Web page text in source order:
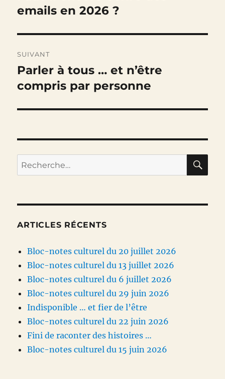
l’article
précédente :
emails en 2026 ?
SUIVANT
Publication
suivante :
Parler à tous … et n’être
compris par personne
Recherche
pour :
ARTICLES RÉCENTS
Bloc-notes culturel du 20 juillet 2026
Bloc-notes culturel du 13 juillet 2026
Bloc-notes culturel du 6 juillet 2026
Bloc-notes culturel du 29 juin 2026
Indisponible … et fier de l’être
Bloc-notes culturel du 22 juin 2026
Fini de raconter des histoires …
Bloc-notes culturel du 15 juin 2026